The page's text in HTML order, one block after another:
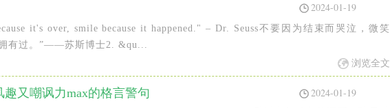
2024-01-19
it's over, smile because it happened." – Dr. Seuss不要因为结束而哭泣，微笑
有过。”——苏斯博士2. &qu...
浏览全文
趣又嘲讽力max的格言警句 2024-01-19